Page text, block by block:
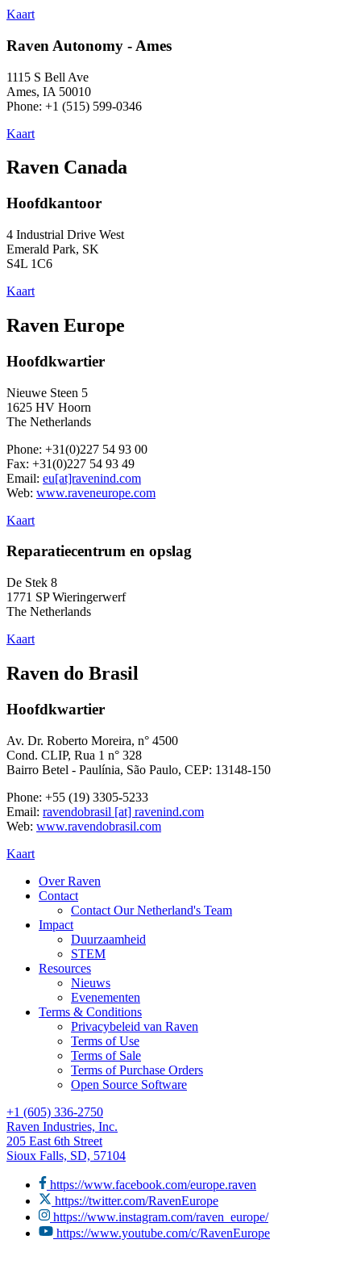
Kaart
Raven Autonomy - Ames
1115 S Bell Ave
Ames, IA 50010
Phone: +1 (515) 599-0346
Kaart
Raven Canada
Hoofdkantoor
4 Industrial Drive West
Emerald Park, SK
S4L 1C6
Kaart
Raven Europe
Hoofdkwartier
Nieuwe Steen 5
1625 HV Hoorn
The Netherlands
Phone: +31(0)227 54 93 00
Fax: +31(0)227 54 93 49
Email: eu[at]ravenind.com
Web: www.raveneurope.com
Kaart
Reparatiecentrum en opslag
De Stek 8
1771 SP Wieringerwerf
The Netherlands
Kaart
Raven do Brasil
Hoofdkwartier
Av. Dr. Roberto Moreira, n° 4500
Cond. CLIP, Rua 1 n° 328
Bairro Betel - Paulínia, São Paulo, CEP: 13148-150
Phone: +55 (19) 3305-5233
Email: ravendobrasil [at] ravenind.com
Web: www.ravendobrasil.com
Kaart
Over Raven
Contact
Contact Our Netherland's Team
Impact
Duurzaamheid
STEM
Resources
Nieuws
Evenementen
Terms & Conditions
Privacybeleid van Raven
Terms of Use
Terms of Sale
Terms of Purchase Orders
Open Source Software
+1 (605) 336-2750
Raven Industries, Inc.
205 East 6th Street
Sioux Falls, SD, 57104
https://www.facebook.com/europe.raven
https://twitter.com/RavenEurope
https://www.instagram.com/raven_europe/
https://www.youtube.com/c/RavenEurope